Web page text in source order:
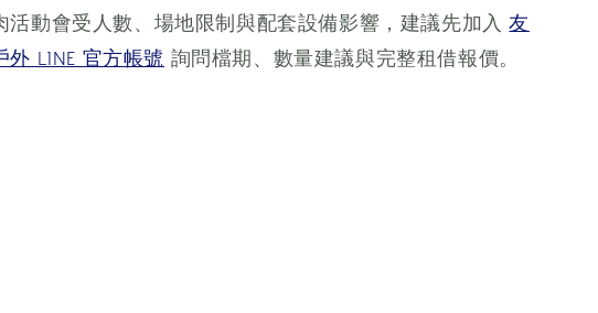
活動會受人數、場地限制與配套設備影響，建議先加入友
外 LINE 官方帳號 詢問檔期、數量建議與完整租借報價。